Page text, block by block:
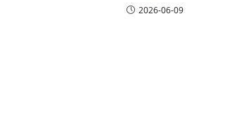
2026-06-09